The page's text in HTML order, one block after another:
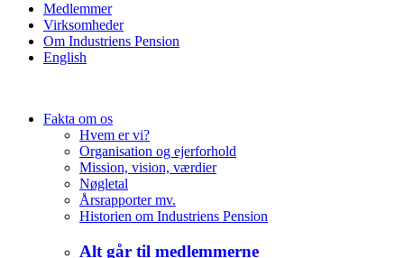
Medlemmer
Virksomheder
Om Industriens Pension
English
Fakta om os
Hvem er vi?
Organisation og ejerforhold
Mission, vision, værdier
Nøgletal
Årsrapporter mv.
Historien om Industriens Pension
Alt går til medlemmerne